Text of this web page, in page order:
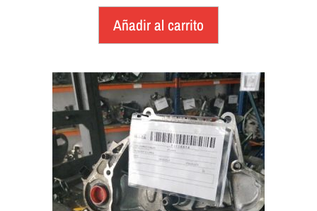
Añadir al carrito